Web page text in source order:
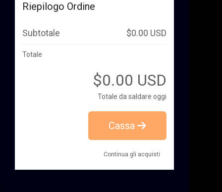
Riepilogo Ordine
Subtotale $0.00 USD
Totale
$0.00 USD
Totale da saldare oggi
Cassa
Continua gli acquisti